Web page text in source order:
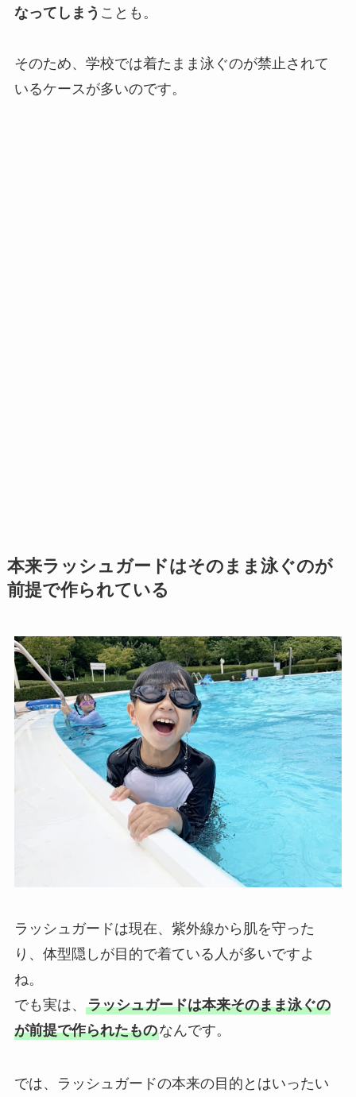
なってしまう ことも。
そのため、学校では着たまま泳ぐのが禁止されて
いるケースが多いのです。
本来ラッシュガードはそのまま泳ぐのが
前提で作られている
ラッシュガードは現在、紫外線から肌を守った
り、体型隠しが目的で着ている人が多いですよ
ね。
でも実は、 ラッシュガードは本来そのまま泳ぐの
が前提で作られたものなんです。
では、ラッシュガードの本来の目的とはいったい